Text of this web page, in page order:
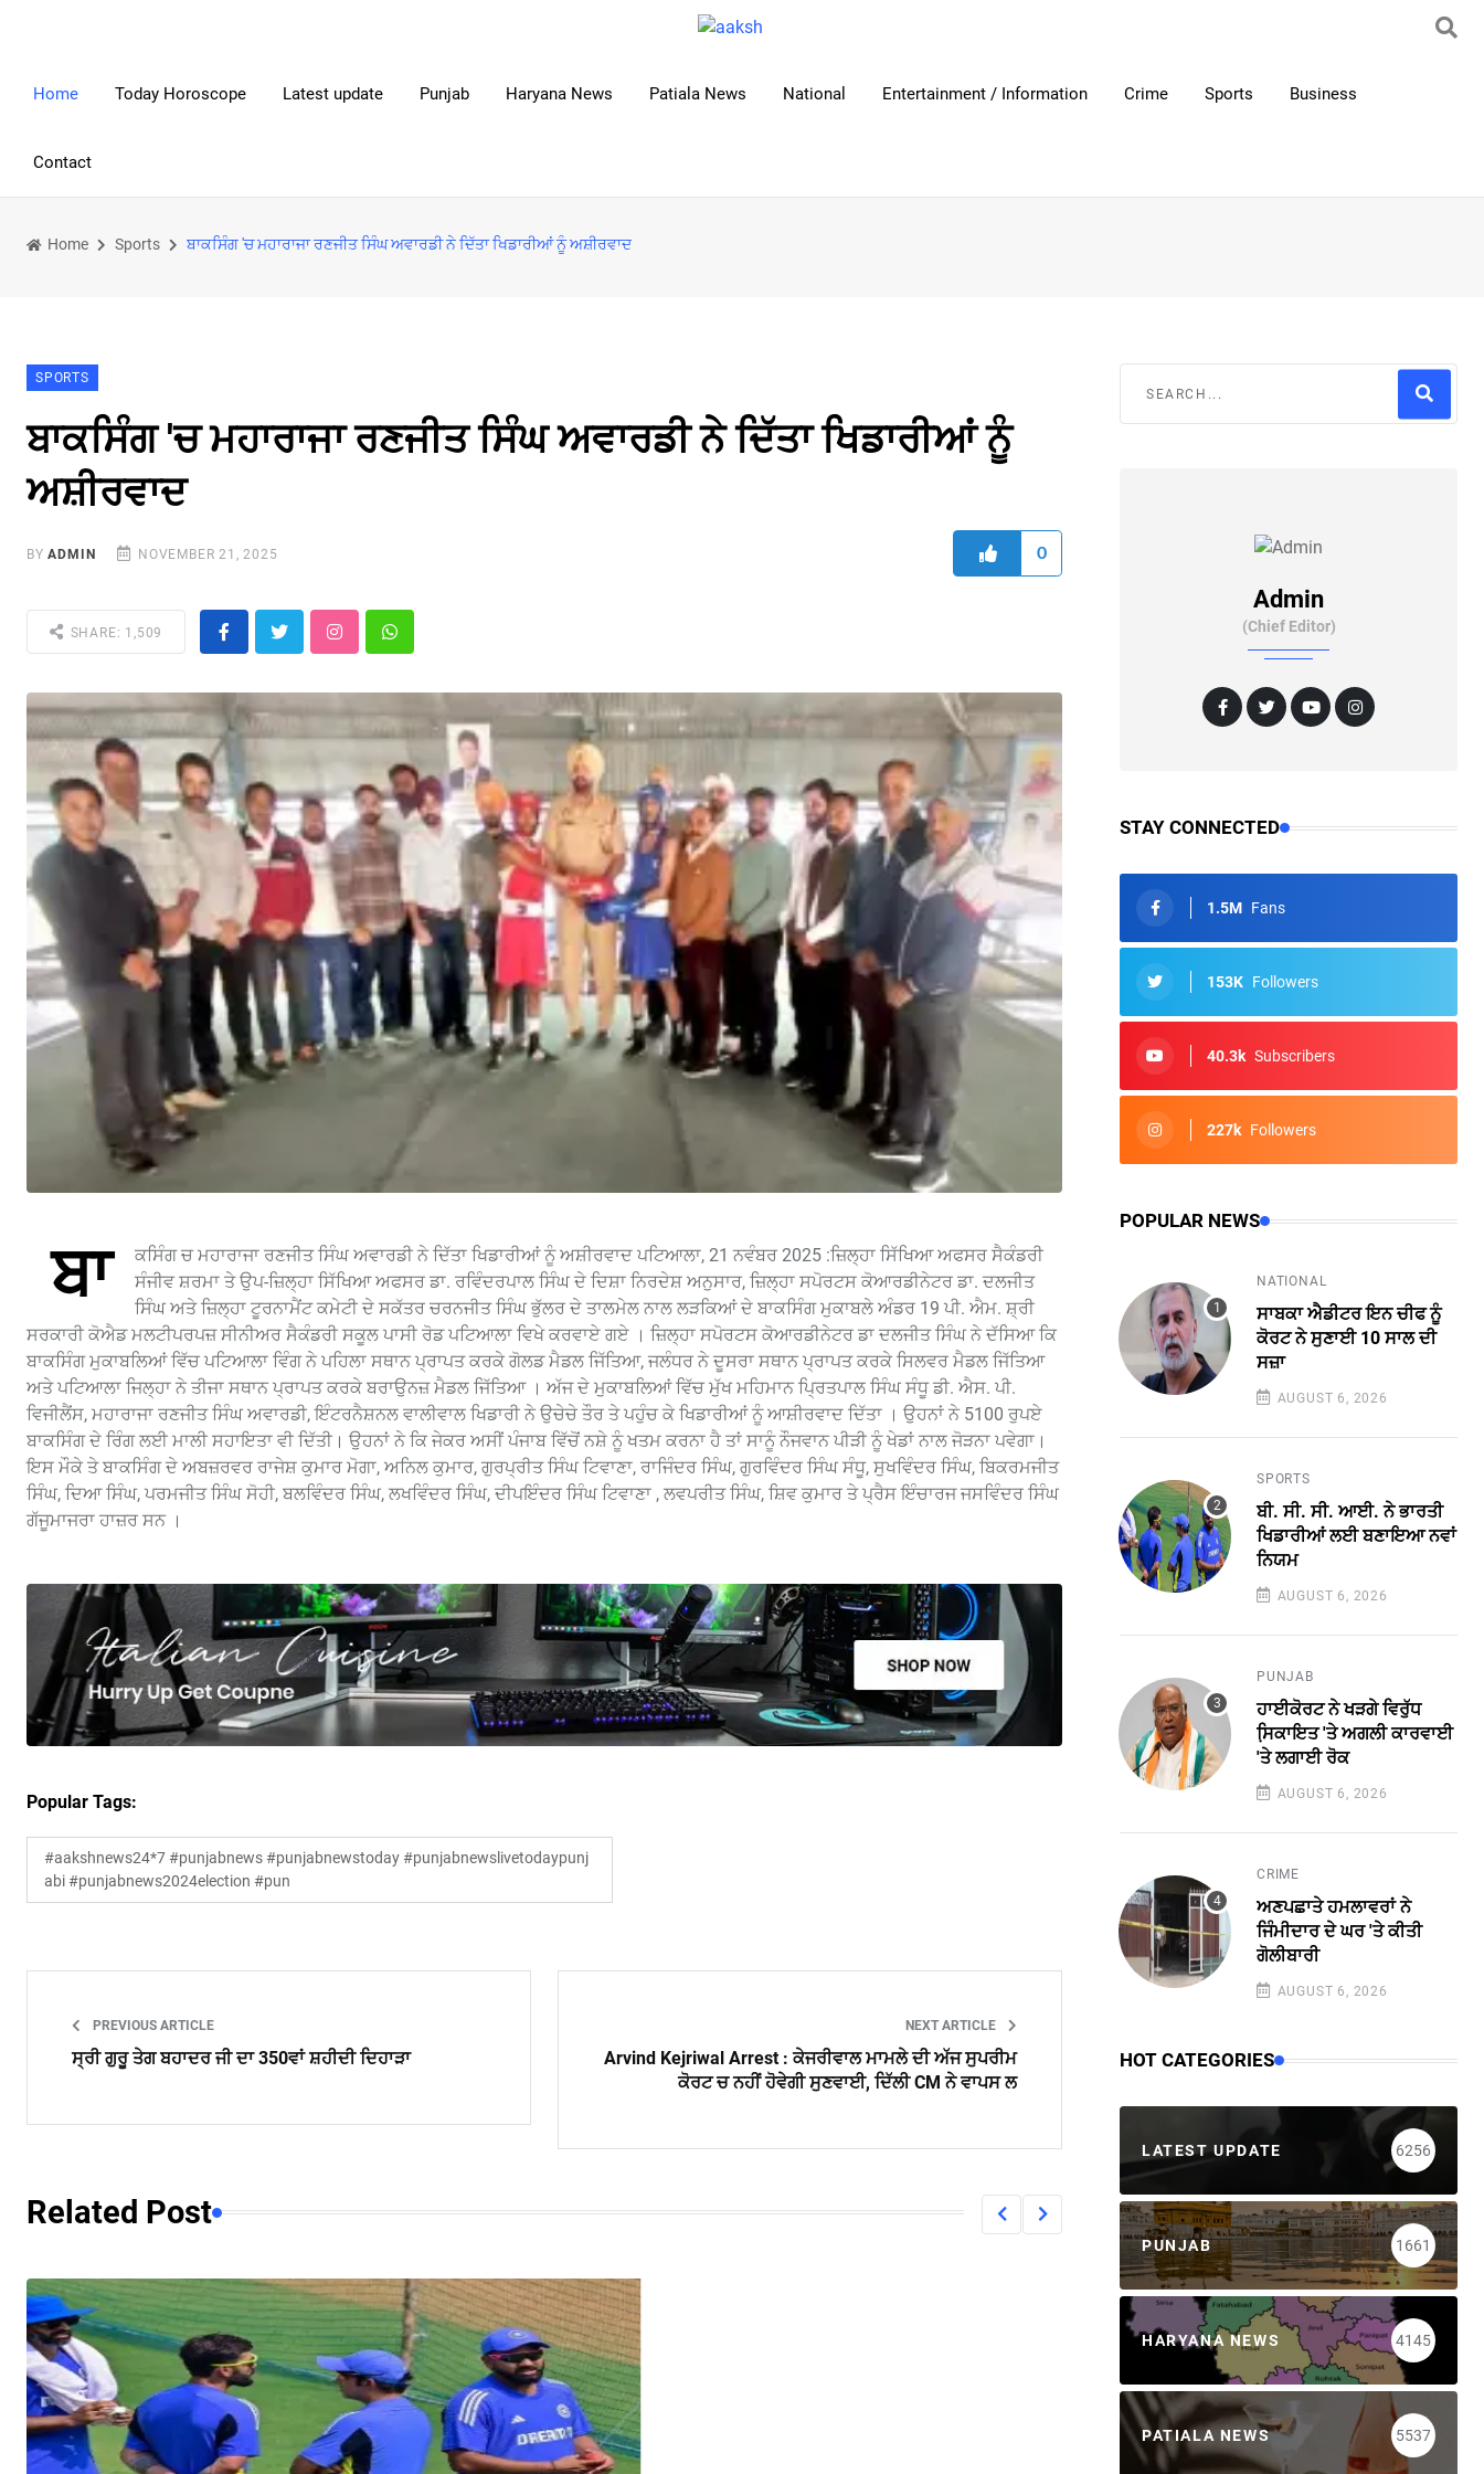
Home Today Horoscope Latest update Punjab Haryana News Patiala News National Entertainment / Information Crime Sports Business
Contact
Home Sports ਬਾਕਸਿੰਗ 'ਚ ਮਹਾਰਾਜਾ ਰਣਜੀਤ ਸਿੰਘ ਅਵਾਰਡੀ ਨੇ ਦਿੱਤਾ ਖਿਡਾਰੀਆਂ ਨੂੰ ਅਸ਼ੀਰਵਾਦ
SPORTS
ਬਾਕਸਿੰਗ 'ਚ ਮਹਾਰਾਜਾ ਰਣਜੀਤ ਸਿੰਘ ਅਵਾਰਡੀ ਨੇ ਦਿੱਤਾ ਖਿਡਾਰੀਆਂ ਨੂੰ
ਅਸ਼ੀਰਵਾਦ
BYADMIN NOVEMBER 21, 2025 0
SHARE: 1,509
ਬਾ
ਕਸਿੰਗ ਚ ਮਹਾਰਾਜਾ ਰਣਜੀਤ ਸਿੰਘ ਅਵਾਰਡੀ ਨੇ ਦਿੱਤਾ ਖਿਡਾਰੀਆਂ ਨੂੰ ਅਸ਼ੀਰਵਾਦ ਪਟਿਆਲਾ, 21 ਨਵੰਬਰ 2025 :ਜ਼ਿਲ੍ਹਾ ਸਿੱਖਿਆ ਅਫਸਰ ਸੈਕੰਡਰੀ
ਸੰਜੀਵ ਸ਼ਰਮਾ ਤੇ ਉਪ-ਜ਼ਿਲ੍ਹਾ ਸਿੱਖਿਆ ਅਫਸਰ ਡਾ. ਰਵਿੰਦਰਪਾਲ ਸਿੰਘ ਦੇ ਦਿਸ਼ਾ ਨਿਰਦੇਸ਼ ਅਨੁਸਾਰ, ਜ਼ਿਲ੍ਹਾ ਸਪੋਰਟਸ ਕੋਆਰਡੀਨੇਟਰ ਡਾ. ਦਲਜੀਤ
ਸਿੰਘ ਅਤੇ ਜ਼ਿਲ੍ਹਾ ਟੂਰਨਾਮੈਂਟ ਕਮੇਟੀ ਦੇ ਸਕੱਤਰ ਚਰਨਜੀਤ ਸਿੰਘ ਭੁੱਲਰ ਦੇ ਤਾਲਮੇਲ ਨਾਲ ਲੜਕਿਆਂ ਦੇ ਬਾਕਸਿੰਗ ਮੁਕਾਬਲੇ ਅੰਡਰ 19 ਪੀ. ਐਮ. ਸ਼੍ਰੀ
ਸਰਕਾਰੀ ਕੋਐਡ ਮਲਟੀਪਰਪਜ਼ ਸੀਨੀਅਰ ਸੈਕੰਡਰੀ ਸਕੂਲ ਪਾਸੀ ਰੋਡ ਪਟਿਆਲਾ ਵਿਖੇ ਕਰਵਾਏ ਗਏ । ਜ਼ਿਲ੍ਹਾ ਸਪੋਰਟਸ ਕੋਆਰਡੀਨੇਟਰ ਡਾ ਦਲਜੀਤ ਸਿੰਘ ਨੇ ਦੱਸਿਆ ਕਿ
ਬਾਕਸਿੰਗ ਮੁਕਾਬਲਿਆਂ ਵਿੱਚ ਪਟਿਆਲਾ ਵਿੰਗ ਨੇ ਪਹਿਲਾ ਸਥਾਨ ਪ੍ਰਾਪਤ ਕਰਕੇ ਗੋਲਡ ਮੈਡਲ ਜਿੱਤਿਆ, ਜਲੰਧਰ ਨੇ ਦੂਸਰਾ ਸਥਾਨ ਪ੍ਰਾਪਤ ਕਰਕੇ ਸਿਲਵਰ ਮੈਡਲ ਜਿੱਤਿਆ
ਅਤੇ ਪਟਿਆਲਾ ਜਿਲ੍ਹਾ ਨੇ ਤੀਜਾ ਸਥਾਨ ਪ੍ਰਾਪਤ ਕਰਕੇ ਬਰਾਉਨਜ਼ ਮੈਡਲ ਜਿੱਤਿਆ । ਅੱਜ ਦੇ ਮੁਕਾਬਲਿਆਂ ਵਿੱਚ ਮੁੱਖ ਮਹਿਮਾਨ ਪ੍ਰਿਤਪਾਲ ਸਿੰਘ ਸੰਧੂ ਡੀ. ਐਸ. ਪੀ.
ਵਿਜੀਲੈਂਸ, ਮਹਾਰਾਜਾ ਰਣਜੀਤ ਸਿੰਘ ਅਵਾਰਡੀ, ਇੰਟਰਨੈਸ਼ਨਲ ਵਾਲੀਵਾਲ ਖਿਡਾਰੀ ਨੇ ਉਚੇਚੇ ਤੌਰ ਤੇ ਪਹੁੰਚ ਕੇ ਖਿਡਾਰੀਆਂ ਨੂੰ ਆਸ਼ੀਰਵਾਦ ਦਿੱਤਾ । ਉਹਨਾਂ ਨੇ 5100 ਰੁਪਏ
ਬਾਕਸਿੰਗ ਦੇ ਰਿੰਗ ਲਈ ਮਾਲੀ ਸਹਾਇਤਾ ਵੀ ਦਿੱਤੀ। ਉਹਨਾਂ ਨੇ ਕਿ ਜੇਕਰ ਅਸੀਂ ਪੰਜਾਬ ਵਿੱਚੋਂ ਨਸ਼ੇ ਨੂੰ ਖਤਮ ਕਰਨਾ ਹੈ ਤਾਂ ਸਾਨੂੰ ਨੌਜਵਾਨ ਪੀੜੀ ਨੂੰ ਖੇਡਾਂ ਨਾਲ ਜੋੜਨਾ ਪਵੇਗਾ।
ਇਸ ਮੌਕੇ ਤੇ ਬਾਕਸਿੰਗ ਦੇ ਅਬਜ਼ਰਵਰ ਰਾਜੇਸ਼ ਕੁਮਾਰ ਮੋਗਾ, ਅਨਿਲ ਕੁਮਾਰ, ਗੁਰਪ੍ਰੀਤ ਸਿੰਘ ਟਿਵਾਣਾ, ਰਾਜਿੰਦਰ ਸਿੰਘ, ਗੁਰਵਿੰਦਰ ਸਿੰਘ ਸੰਧੂ, ਸੁਖਵਿੰਦਰ ਸਿੰਘ, ਬਿਕਰਮਜੀਤ
ਸਿੰਘ, ਦਿਆ ਸਿੰਘ, ਪਰਮਜੀਤ ਸਿੰਘ ਸੋਹੀ, ਬਲਵਿੰਦਰ ਸਿੰਘ, ਲਖਵਿੰਦਰ ਸਿੰਘ, ਦੀਪਇੰਦਰ ਸਿੰਘ ਟਿਵਾਣਾ , ਲਵਪਰੀਤ ਸਿੰਘ, ਸ਼ਿਵ ਕੁਮਾਰ ਤੇ ਪ੍ਰੈਸ ਇੰਚਾਰਜ ਜਸਵਿੰਦਰ ਸਿੰਘ
ਗੱਜੂਮਾਜਰਾ ਹਾਜ਼ਰ ਸਨ ।
Popular Tags:
#aakshnews24*7 #punjabnews #punjabnewstoday #punjabnewslivetodaypunj
abi #punjabnews2024election #pun
PREVIOUS ARTICLE
ਸ੍ਰੀ ਗੁਰੂ ਤੇਗ ਬਹਾਦਰ ਜੀ ਦਾ 350ਵਾਂ ਸ਼ਹੀਦੀ ਦਿਹਾੜਾ
NEXT ARTICLE
Arvind Kejriwal Arrest : ਕੇਜਰੀਵਾਲ ਮਾਮਲੇ ਦੀ ਅੱਜ ਸੁਪਰੀਮ
ਕੋਰਟ ਚ ਨਹੀਂ ਹੋਵੇਗੀ ਸੁਣਵਾਈ, ਦਿੱਲੀ CM ਨੇ ਵਾਪਸ ਲ
Related Post
Admin
(Chief Editor)
STAY CONNECTED
1.5M Fans
153K Followers
40.3k Subscribers
227k Followers
POPULAR NEWS
NATIONAL
ਸਾਬਕਾ ਐਡੀਟਰ ਇਨ ਚੀਫ ਨੂੰ
ਕੋਰਟ ਨੇ ਸੁਣਾਈ 10 ਸਾਲ ਦੀ
ਸਜ਼ਾ
AUGUST 6, 2026
SPORTS
ਬੀ. ਸੀ. ਸੀ. ਆਈ. ਨੇ ਭਾਰਤੀ
ਖਿਡਾਰੀਆਂ ਲਈ ਬਣਾਇਆ ਨਵਾਂ
ਨਿਯਮ
AUGUST 6, 2026
PUNJAB
ਹਾਈਕੋਰਟ ਨੇ ਖੜਗੇ ਵਿਰੁੱਧ
ਸਿ਼ਕਾਇਤ 'ਤੇ ਅਗਲੀ ਕਾਰਵਾਈ
'ਤੇ ਲਗਾਈ ਰੋਕ
AUGUST 6, 2026
CRIME
ਅਣਪਛਾਤੇ ਹਮਲਾਵਰਾਂ ਨੇ
ਜਿੰਮੀਦਾਰ ਦੇ ਘਰ 'ਤੇ ਕੀਤੀ
ਗੋਲੀਬਾਰੀ
AUGUST 6, 2026
HOT CATEGORIES
LATEST UPDATE 6256
PUNJAB 1661
HARYANA NEWS 4145
PATIALA NEWS 5537